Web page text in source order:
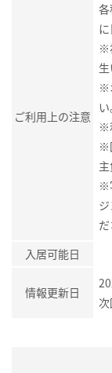
ご利用上の注意
※
生
※
い
※
※
※
だ
入居可能日
情報更新日